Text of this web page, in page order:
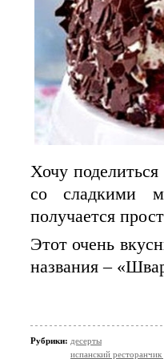
Хочу
со сладкими
получается
Этот очень
названия –
Рубрики: десерты
испанский